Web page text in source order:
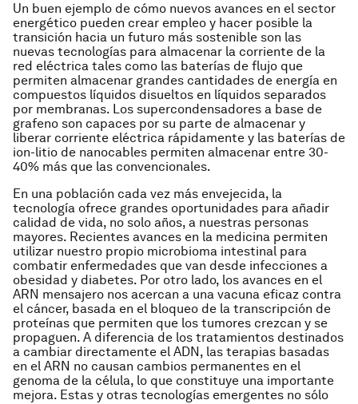
Un buen ejemplo de cómo nuevos avances en el sector
energético pueden crear empleo y hacer posible la
transición hacia un futuro más sostenible son las
nuevas tecnologías para almacenar la corriente de la
red eléctrica tales como las baterías de flujo que
permiten almacenar grandes cantidades de energía en
compuestos líquidos disueltos en líquidos separados
por membranas. Los supercondensadores a base de
grafeno son capaces por su parte de almacenar y
liberar corriente eléctrica rápidamente y las baterías de
ion-litio de nanocables permiten almacenar entre 30-
40% más que las convencionales.
En una población cada vez más envejecida, la
tecnología ofrece grandes oportunidades para añadir
calidad de vida, no solo años, a nuestras personas
mayores. Recientes avances en la medicina permiten
utilizar nuestro propio microbioma intestinal para
combatir enfermedades que van desde infecciones a
obesidad y diabetes. Por otro lado, los avances en el
ARN mensajero nos acercan a una vacuna eficaz contra
el cáncer, basada en el bloqueo de la transcripción de
proteínas que permiten que los tumores crezcan y se
propaguen. A diferencia de los tratamientos destinados
a cambiar directamente el ADN, las terapias basadas
en el ARN no causan cambios permanentes en el
genoma de la célula, lo que constituye una importante
mejora. Estas y otras tecnologías emergentes no sólo